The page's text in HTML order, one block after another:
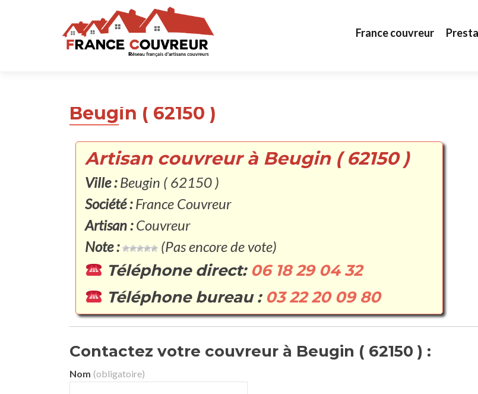
France couvreur
Beugin ( 62150 )
Artisan couvreur à Beugin ( 62150 )
Ville :Beugin ( 62150 )
Société :France Couvreur
Artisan :Couvreur
Note :
(Pas encore de vote)
Téléphone direct: 06 18 29 04 32
Téléphone bureau : 03 22 20 09 80
Contactez votre couvreur à Beugin ( 62150 ) :
Nom (obligatoire)